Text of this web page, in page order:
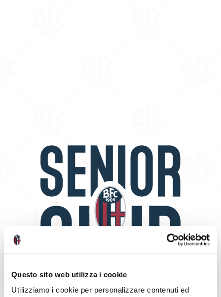
Questo sito web utilizza i cookie
Utilizziamo i cookie per personalizzare contenuti ed